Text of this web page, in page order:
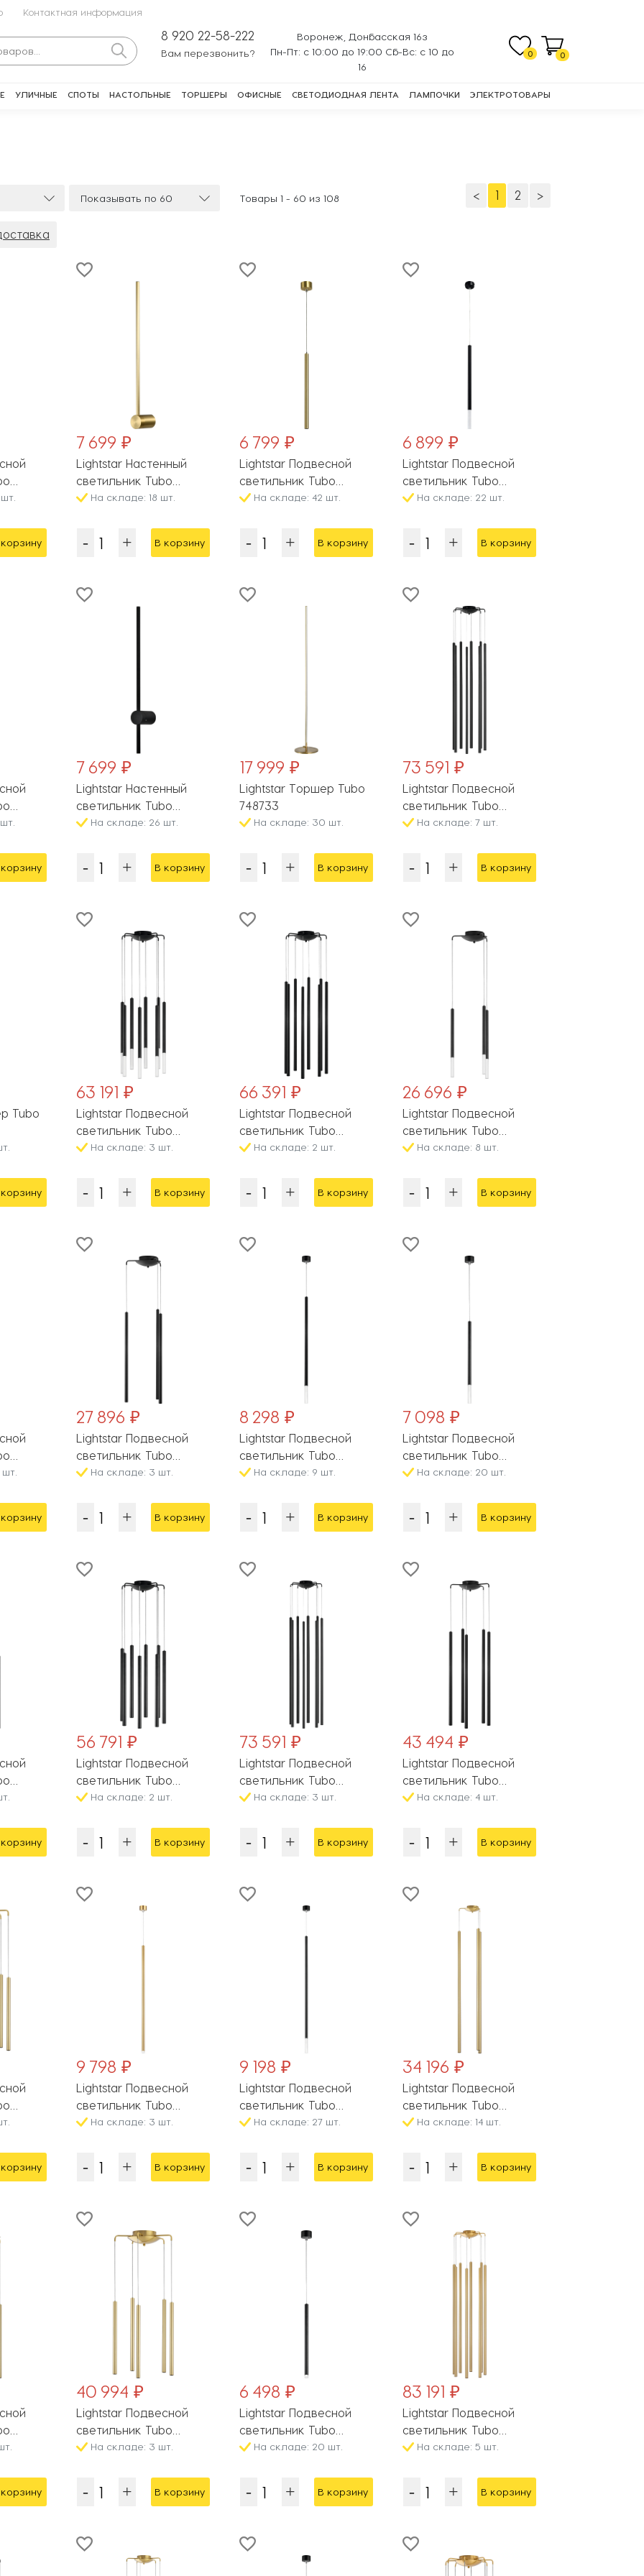
Контактная информация
8 920 22-58-222
Вам перезвонить?
Воронеж, Донбасская 16з
Пн-Пт: с 10:00 до 19:00 Сб-Вс: с 10 до
16
0 0
УЛИЧНЫЕ СПОТЫ НАСТОЛЬНЫЕ ТОРШЕРЫ ОФИСНЫЕ СВЕТОДИОДНАЯ ЛЕНТА ЛАМПОЧКИ ЭЛЕКТРОТОВАРЫ
Показывать по 60 Товары 1 - 60 из 108 < 1 2 >
7 699 ₽
Lightstar Настенный
светильник Tubo
748833
На складе: 18 шт.
В корзину
6 799 ₽
Lightstar Подвесной
светильник Tubo
747233
На складе: 42 шт.
В корзину
6 899 ₽
Lightstar Подвесной
светильник Tubo
747137
На складе: 22 шт.
В корзину
7 699 ₽
Lightstar Настенный
светильник Tubo
748547
На складе: 26 шт.
В корзину
17 999 ₽
Lightstar Торшер Tubo
748733
На складе: 30 шт.
В корзину
73 591 ₽
Lightstar Подвесной
светильник Tubo
L8T747447
На складе: 7 шт.
В корзину
Tubo
63 191 ₽
Lightstar Подвесной
светильник Tubo
L8T747147
На складе: 3 шт.
В корзину
66 391 ₽
Lightstar Подвесной
светильник Tubo
L8T747337
На складе: 2 шт.
В корзину
26 696 ₽
Lightstar Подвесной
светильник Tubo
L3T747147
На складе: 8 шт.
В корзину
27 896 ₽
Lightstar Подвесной
светильник Tubo
L3T747347
На складе: 3 шт.
В корзину
8 298 ₽
Lightstar Подвесной
светильник Tubo
LT7473472
На складе: 9 шт.
В корзину
7 098 ₽
Lightstar Подвесной
светильник Tubo
LT7472472
На складе: 20 шт.
В корзину
56 791 ₽
Lightstar Подвесной
светильник Tubo
L8T747247
На складе: 2 шт.
В корзину
73 591 ₽
Lightstar Подвесной
светильник Tubo
L8T747437
На складе: 3 шт.
В корзину
43 494 ₽
Lightstar Подвесной
светильник Tubo
L5T747337
На складе: 4 шт.
В корзину
9 798 ₽
Lightstar Подвесной
светильник Tubo
LT7474331
На складе: 3 шт.
В корзину
9 198 ₽
Lightstar Подвесной
светильник Tubo
LT7474372
На складе: 27 шт.
В корзину
34 196 ₽
Lightstar Подвесной
светильник Tubo
L3T747443
На складе: 14 шт.
В корзину
40 994 ₽
Lightstar Подвесной
светильник Tubo
L5T747243
На складе: 3 шт.
В корзину
6 498 ₽
Lightstar Подвесной
светильник Tubo
LT7472471
На складе: 20 шт.
В корзину
83 191 ₽
Lightstar Подвесной
светильник Tubo
L8T747443
На складе: 5 шт.
В корзину